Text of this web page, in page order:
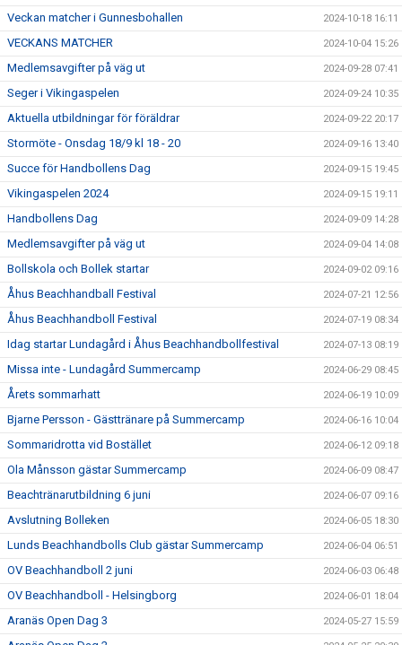
Veckan matcher i Gunnesbohallen 2024-10-18 16:11
VECKANS MATCHER 2024-10-04 15:26
Medlemsavgifter på väg ut 2024-09-28 07:41
Seger i Vikingaspelen 2024-09-24 10:35
Aktuella utbildningar för föräldrar 2024-09-22 20:17
Stormöte - Onsdag 18/9 kl 18 - 20 2024-09-16 13:40
Succe för Handbollens Dag 2024-09-15 19:45
Vikingaspelen 2024 2024-09-15 19:11
Handbollens Dag 2024-09-09 14:28
Medlemsavgifter på väg ut 2024-09-04 14:08
Bollskola och Bollek startar 2024-09-02 09:16
Åhus Beachhandball Festival 2024-07-21 12:56
Åhus Beachhandboll Festival 2024-07-19 08:34
Idag startar Lundagård i Åhus Beachhandbollfestival 2024-07-13 08:19
Missa inte - Lundagård Summercamp 2024-06-29 08:45
Årets sommarhatt 2024-06-19 10:09
Bjarne Persson - Gästtränare på Summercamp 2024-06-16 10:04
Sommaridrotta vid Bostället 2024-06-12 09:18
Ola Månsson gästar Summercamp 2024-06-09 08:47
Beachtränarutbildning 6 juni 2024-06-07 09:16
Avslutning Bolleken 2024-06-05 18:30
Lunds Beachhandbolls Club gästar Summercamp 2024-06-04 06:51
OV Beachhandboll 2 juni 2024-06-03 06:48
OV Beachhandboll - Helsingborg 2024-06-01 18:04
Aranäs Open Dag 3 2024-05-27 15:59